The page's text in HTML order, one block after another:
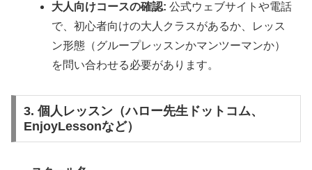
大人向けコースの確認: 公式ウェブサイトや電話
で、初心者向けの大人クラスがあるか、レッス
ン形態（グループレッスンかマンツーマンか）
を問い合わせる必要があります。
3. 個人レッスン（ハロー先生ドットコム、
EnjoyLessonなど）